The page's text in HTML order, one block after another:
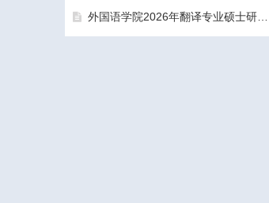
外国语学院2026年翻译专业硕士研究生（MTI）一志愿考生面试工作圆满结束